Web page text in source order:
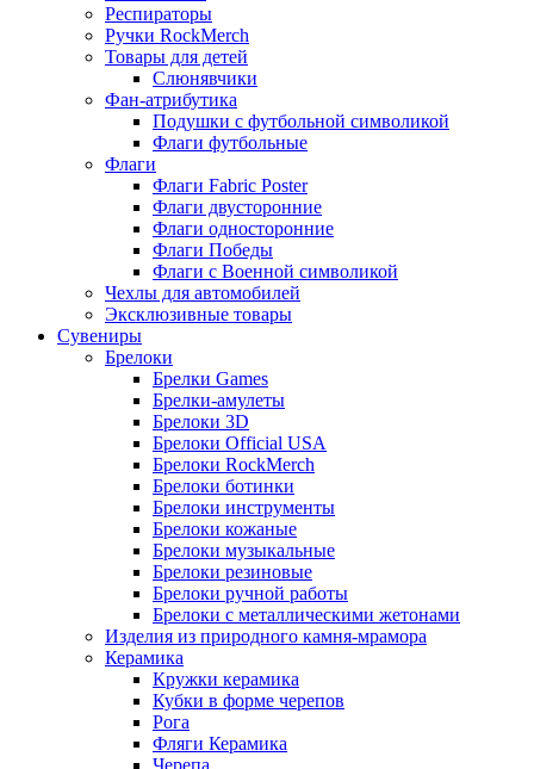
Респираторы
Ручки RockMerch
Товары для детей
Слюнявчики
Фан-атрибутика
Подушки с футбольной символикой
Флаги футбольные
Флаги
Флаги Fabric Poster
Флаги двусторонние
Флаги односторонние
Флаги Победы
Флаги с Военной символикой
Чехлы для автомобилей
Эксклюзивные товары
Сувениры
Брелоки
Брелки Games
Брелки-амулеты
Брелоки 3D
Брелоки Official USA
Брелоки RockMerch
Брелоки ботинки
Брелоки инструменты
Брелоки кожаные
Брелоки музыкальные
Брелоки резиновые
Брелоки ручной работы
Брелоки с металлическими жетонами
Изделия из природного камня-мрамора
Керамика
Кружки керамика
Кубки в форме черепов
Рога
Фляги Керамика
Черепа